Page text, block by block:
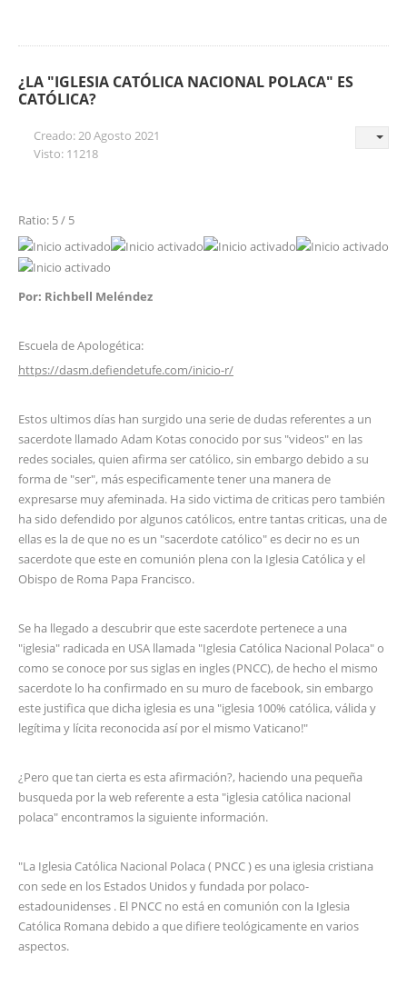
¿LA "IGLESIA CATÓLICA NACIONAL POLACA" ES
CATÓLICA?
Creado: 20 Agosto 2021
Visto: 11218
Ratio: 5 / 5
Por: Richbell Meléndez
Escuela de Apologética:
https://dasm.defiendetufe.com/inicio-r/
Estos ultimos días han surgido una serie de dudas referentes a un
sacerdote llamado Adam Kotas conocido por sus "videos" en las
redes sociales, quien afirma ser católico, sin embargo debido a su
forma de "ser", más especificamente tener una manera de
expresarse muy afeminada. Ha sido victima de criticas pero también
ha sido defendido por algunos católicos, entre tantas criticas, una de
ellas es la de que no es un "sacerdote católico" es decir no es un
sacerdote que este en comunión plena con la Iglesia Católica y el
Obispo de Roma Papa Francisco.
Se ha llegado a descubrir que este sacerdote pertenece a una
"iglesia" radicada en USA llamada "Iglesia Católica Nacional Polaca" o
como se conoce por sus siglas en ingles (PNCC), de hecho el mismo
sacerdote lo ha confirmado en su muro de facebook, sin embargo
este justifica que dicha iglesia es una "iglesia 100% católica, válida y
legítima y lícita reconocida así por el mismo Vaticano!"
¿Pero que tan cierta es esta afirmación?, haciendo una pequeña
busqueda por la web referente a esta "iglesia católica nacional
polaca" encontramos la siguiente información.
"La Iglesia Católica Nacional Polaca ( PNCC ) es una iglesia cristiana
con sede en los Estados Unidos y fundada por polaco-
estadounidenses . El PNCC no está en comunión con la Iglesia
Católica Romana debido a que difiere teológicamente en varios
aspectos.